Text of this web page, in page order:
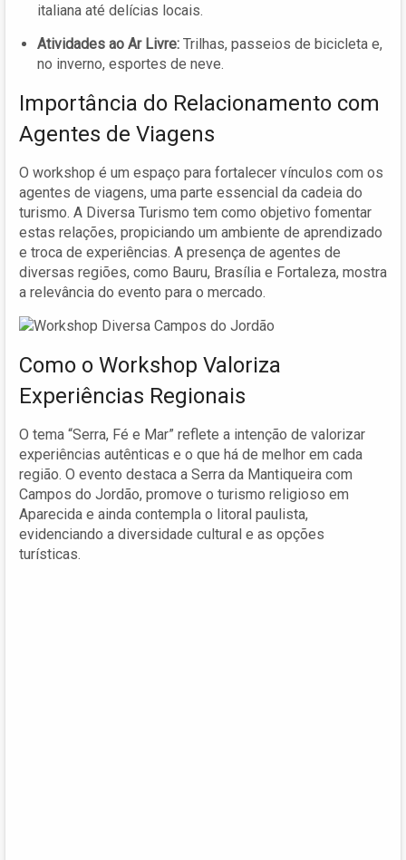
italiana até delícias locais.
Atividades ao Ar Livre: Trilhas, passeios de bicicleta e,
no inverno, esportes de neve.
Importância do Relacionamento com
Agentes de Viagens
O workshop é um espaço para fortalecer vínculos com os
agentes de viagens, uma parte essencial da cadeia do
turismo. A Diversa Turismo tem como objetivo fomentar
estas relações, propiciando um ambiente de aprendizado
e troca de experiências. A presença de agentes de
diversas regiões, como Bauru, Brasília e Fortaleza, mostra
a relevância do evento para o mercado.
Como o Workshop Valoriza
Experiências Regionais
O tema “Serra, Fé e Mar” reflete a intenção de valorizar
experiências autênticas e o que há de melhor em cada
região. O evento destaca a Serra da Mantiqueira com
Campos do Jordão, promove o turismo religioso em
Aparecida e ainda contempla o litoral paulista,
evidenciando a diversidade cultural e as opções
turísticas.